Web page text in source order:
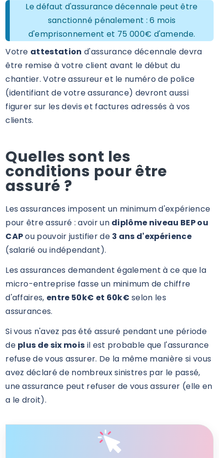
Le défaut d'assurance décennale peut être
sanctionné pénalement : 6 mois
d'emprisonnement et 75 000€ d'amende.
Votre attestation d'assurance décennale devra
être remise à votre client avant le début du
chantier. Votre assureur et le numéro de police
(identifiant de votre assurance) devront aussi
figurer sur les devis et factures adressés à vos
clients.
Quelles sont les
conditions pour être
assuré ?
Les assurances imposent un minimum d'expérience
pour être assuré : avoir un diplôme niveau BEP ou
CAPou pouvoir justifier de 3 ans d'expérience
(salarié ou indépendant).
Les assurances demandent également à ce que la
micro-entreprise fasse un minimum de chiffre
d'affaires, entre 50k€ et 60k€ selon les
assurances.
Si vous n'avez pas été assuré pendant une période
de plus de six mois il est probable que l'assurance
refuse de vous assurer. De la même manière si vous
avez déclaré de nombreux sinistres par le passé,
une assurance peut refuser de vous assurer (elle en
a le droit).